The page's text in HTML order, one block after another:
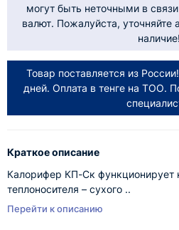
могут быть неточными в
валют. Пожалуйста, уточняйте
наличие!
Товар поставляется из
дней. Оплата в тенге на ТОО.
Краткое описание
Калорифер КП-Ск функционирует
теплоносителя – сухого ..
Перейти к описанию